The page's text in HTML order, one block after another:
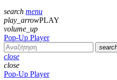
search menu
play_arrowPLAY
volume_up
Pop-Up Player
close
close
Pop-Up Player